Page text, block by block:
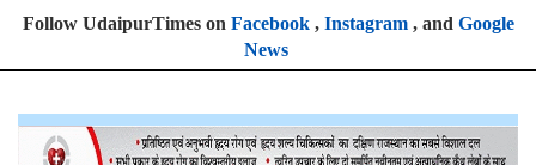
Follow UdaipurTimes on Facebook, Instagram, and Google
News